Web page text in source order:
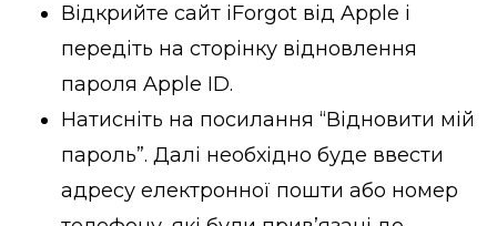
Відкрийте сайт iForgot від Apple і
передіть на сторінку відновлення
пароля Apple ID.
Натисніть на посилання “Відновити мій
пароль”. Далі необхідно буде ввести
адресу електронної пошти або номер